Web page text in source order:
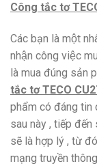
Công tắc tơ
Các bạn là một
nhận công việc
là mua đúng sản
tắc tơ TECO
phẩm có đáng tin
sau này , tiếp đến
sẽ là hợp lý , từ
mạng truyền